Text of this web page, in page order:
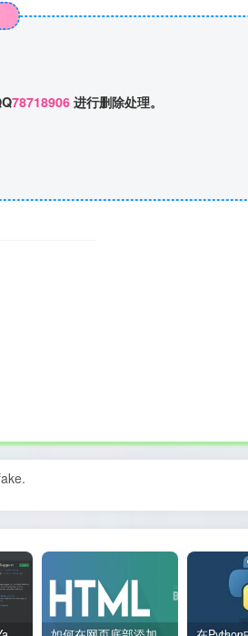
78718906 进行删除处理。